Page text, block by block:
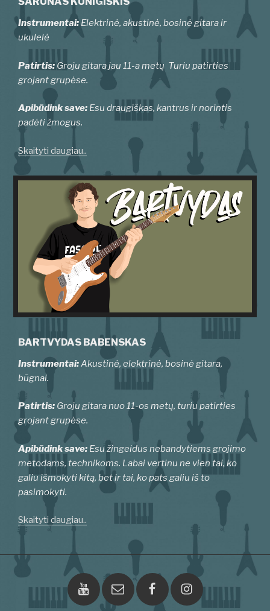
Instrumentai:Elektrinė, akustinė, bosinė gitara ir
ukulelė
Patirtis: Groju gitara jau 11-a metų Turiu patirties
grojant grupėse.
Apibūdink save: Esu draugiškas, kantrus ir norintis
padėti žmogus.
Skaityti daugiau..
BARTVYDAS BABENSKAS
Instrumentai:Akustinė, elektrinė, bosinė gitara,
būgnai.
Patirtis: Groju gitara nuo 11-os metų, turiu patirties
grojant grupėse.
Apibūdink save: Esu žingeidus nebandytiems grojimo
metodams, technikoms. Labai vertinu ne vien tai, ko
galiu išmokyti kitą, bet ir tai, ko pats galiu iš to
pasimokyti.
Skaityti daugiau..
Youtube El.paštas FacebookInstagram